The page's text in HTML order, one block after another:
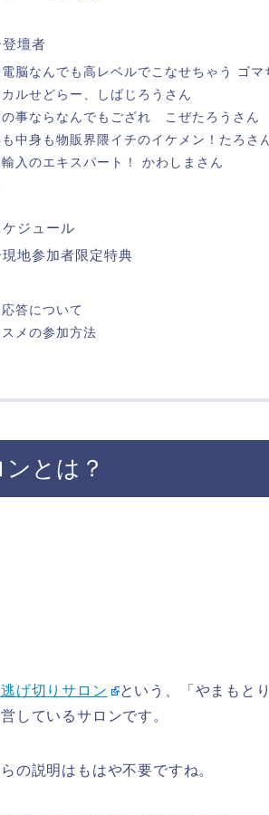
壇者
電脳なんでも高レベルでこなせちゃう ゴマ
カルせどらー、しばじろうさん
事ならなんでもござれ こぜたろうさん
中身も物販界隈イチのイケメン！たろさ
入のエキスパート！ かわしまさん
ジュール
地参加者限定特典
答について
メの参加方法
とは？
げ切りサロン
という、「やまもと
しているサロンです。
の説明はもはや不要ですね。